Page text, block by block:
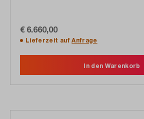
€ 6.660,00
Lieferzeit aufAnfrage
In den Warenkorb